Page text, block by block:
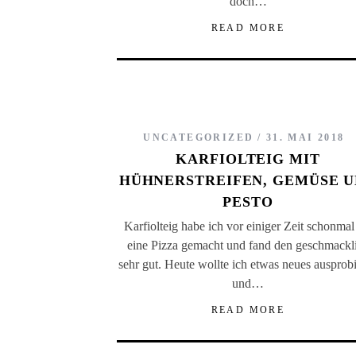
READ MORE
UNCATEGORIZED 31. MAI 2018
KARFIOLTEIG MIT
HÜHNERSTREIFEN, GEMÜSE
PESTO
Karfiolteig habe ich vor einiger Zeit
eine Pizza gemacht und fand den
sehr gut. Heute wollte ich etwas neues
und…
READ MORE